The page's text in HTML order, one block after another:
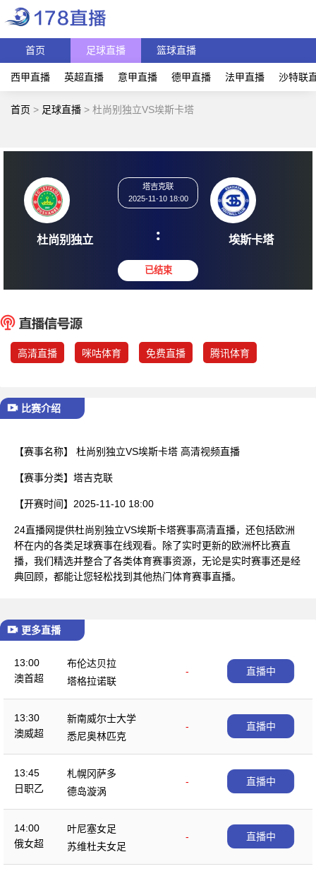
首页 足球直播 篮球直播
西甲直播 英超直播 意甲直播 德甲直播 法甲直播 沙特联
首页 > 足球直播 > 杜尚别独立VS埃斯卡塔
杜尚别独立
2025-11-10 18:00
: 埃斯
高清直播 咪咕体育 免费直播 腾讯体育
比赛介绍
【赛事名称】 杜尚别独立VS埃斯卡塔 高清视频直播
【赛事分类】 塔吉克联
【开赛时间】 2025-11-10 18:00
24直播网提供杜尚别独立VS埃斯卡塔赛事高清直播，还包括欧洲
杯在内的各类足球赛事在线观看。除了实时更新的欧洲杯比赛直
播，我们精选并整合了各类体育赛事资源，无论是实时赛事还是经
典回顾，都能让您轻松找到其他热门体育赛事直播。
更多直播
13:00
澳首超
布伦达贝拉
-
塔格拉诺联
直播中
13:30
澳威超
新南威尔士大学
-
悉尼奥林匹克
直播中
13:45
日职乙
札幌冈萨多
-
德岛漩涡
直播中
14:00
俄女超
叶尼塞女足
-
苏维杜夫女足
直播中